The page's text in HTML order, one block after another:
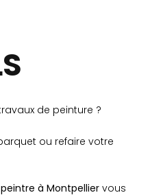
de peinture ?
ou refaire votre
à Montpelliervous